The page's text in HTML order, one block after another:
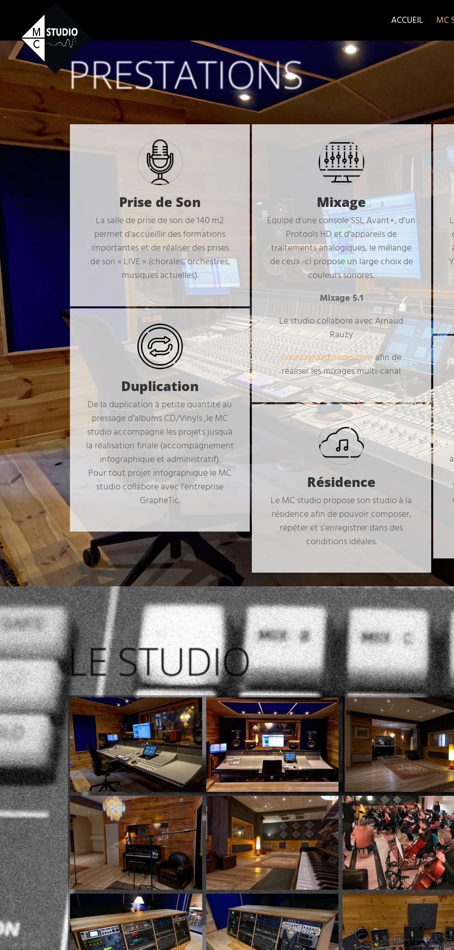
ACCUEIL MC
PRESTATIONS
Prise de Son
La salle de prise de son de 140 m2
permet d’accueillir des formations
importantes et de réaliser des prises
de son « LIVE » (chorales, orchestres,
musiques actuelles).
Duplication
De la duplication à petite quantité au
pressage d’albums CD/Vinyls ,le MC
studio accompagne les projets jusquà
la réalisation finale (accompagnement
infographique et administratif).
Pour tout projet infographique le MC
studio collabore avec l’entreprise
GrapheTic.
Mixage
Equipé d’une console SSL Avant+, d’un
Protools HD et d’appareils de
traitements analogiques, le mélange
de ceux -ci propose un large choix de
couleurs sonores.
Mixage 5.1
Le studio collabore avec Arnaud
Rauzy
countryroadstudio.comafin de
réaliser les mixages multi-canal
Résidence
Le MC studio propose son studio à la
résidence afin de pouvoir composer,
répéter et s’enregistrer dans des
conditions idéales.
LE STUDIO